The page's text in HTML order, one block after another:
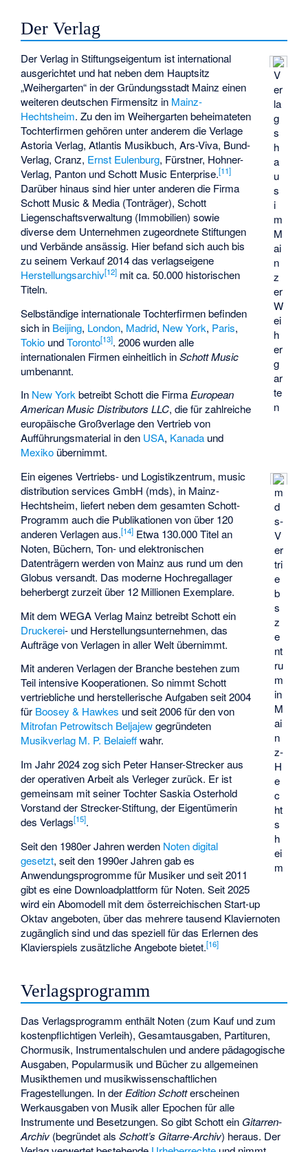
Der Verlag
V
er
la
g
s
h
a
u
s
i
m
M
ai
n
z
er
W
ei
h
er
g
ar
te
n
Der Verlag in Stiftungseigentum ist international
ausgerichtet und hat neben dem Hauptsitz
„Weihergarten“ in der Gründungsstadt Mainz einen
weiteren deutschen Firmensitz in Mainz-
Hechtsheim. Zu den im Weihergarten beheimateten
Tochterfirmen gehören unter anderem die Verlage
Astoria Verlag, Atlantis Musikbuch, Ars-Viva, Bund-
Verlag, Cranz, Ernst Eulenburg, Fürstner, Hohner-
Verlag, Panton und Schott Music Enterprise.[11]
Darüber hinaus sind hier unter anderen die Firma
Schott Music & Media (Tonträger), Schott
Liegenschaftsverwaltung (Immobilien) sowie
diverse dem Unternehmen zugeordnete Stiftungen
und Verbände ansässig. Hier befand sich auch bis
zu seinem Verkauf 2014 das verlagseigene
Herstellungsarchiv[12] mit ca. 50.000 historischen
Titeln.
Selbständige internationale Tochterfirmen befinden
sich in Beijing, London, Madrid, New York, Paris,
Tokio undToronto[13]. 2006 wurden alle
internationalen Firmen einheitlich inSchott Music
umbenannt.
In New York betreibt Schott die Firma European
American Music Distributors LLC, die für zahlreiche
europäische Großverlage den Vertrieb von
Aufführungsmaterial in den USA, Kanada und
Mexiko übernimmt.
m
d
s-
V
er
tri
e
b
s
z
e
nt
ru
m
in
M
ai
n
z-
H
e
c
ht
s
h
ei
m
Ein eigenes Vertriebs- und Logistikzentrum, music
distribution services GmbH (mds), in Mainz-
Hechtsheim, liefert neben dem gesamten Schott-
Programm auch die Publikationen von über 120
anderen Verlagen aus.[14] Etwa 130.000 Titel an
Noten, Büchern, Ton- und elektronischen
Datenträgern werden von Mainz aus rund um den
Globus versandt. Das moderne Hochregallager
beherbergt zurzeit über 12 Millionen Exemplare.
Mit dem WEGA Verlag Mainz betreibt Schott ein
Druckerei- und Herstellungsunternehmen, das
Aufträge von Verlagen in aller Welt übernimmt.
Mit anderen Verlagen der Branche bestehen zum
Teil intensive Kooperationen. So nimmt Schott
vertriebliche und herstellerische Aufgaben seit 2004
für Boosey & Hawkes und seit 2006 für den von
Mitrofan Petrowitsch Beljajewgegründeten
Musikverlag M. P. Belaieffwahr.
Im Jahr 2024 zog sich Peter Hanser-Strecker aus
der operativen Arbeit als Verleger zurück. Er ist
gemeinsam mit seiner Tochter Saskia Osterhold
Vorstand der Strecker-Stiftung, der Eigentümerin
des Verlags[15].
Seit den 1980er Jahren werden Noten digital
gesetzt, seit den 1990er Jahren gab es
Anwendungsprogromme für Musiker und seit 2011
gibt es eine Downloadplattform für Noten. Seit 2025
wird ein Abomodell mit dem österreichischen Start-up
Oktav angeboten, über das mehrere tausend Klaviernoten
zugänglich sind und das speziell für das Erlernen des
Klavierspiels zusätzliche Angebote bietet.[16]
Verlagsprogramm
Das Verlagsprogramm enthält Noten (zum Kauf und zum
kostenpflichtigen Verleih), Gesamtausgaben, Partituren,
Chormusik, Instrumentalschulen und andere pädagogische
Ausgaben, Popularmusik und Bücher zu allgemeinen
Musikthemen und musikwissenschaftlichen
Fragestellungen. In der Edition Schotterscheinen
Werkausgaben von Musik aller Epochen für alle
Instrumente und Besetzungen. So gibt Schott ein Gitarren-
Archiv (begründet alsSchott’s Gitarre-Archiv) heraus. Der